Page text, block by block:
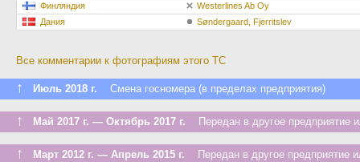
Финляндия
Westerlines Ab Oy
Дания
Søndergaard, Fjerritslev
Все комментарии к фотографиям этого ТС
↑ Июль 2018 г. Смена госномера (в пределах предприятия)
↑ Май 2017 г. — Октябрь 2017 г. Передан в другое предприятие
↑ Март 2012 г. — Апрель 2015 г. Передан в другое предприятие